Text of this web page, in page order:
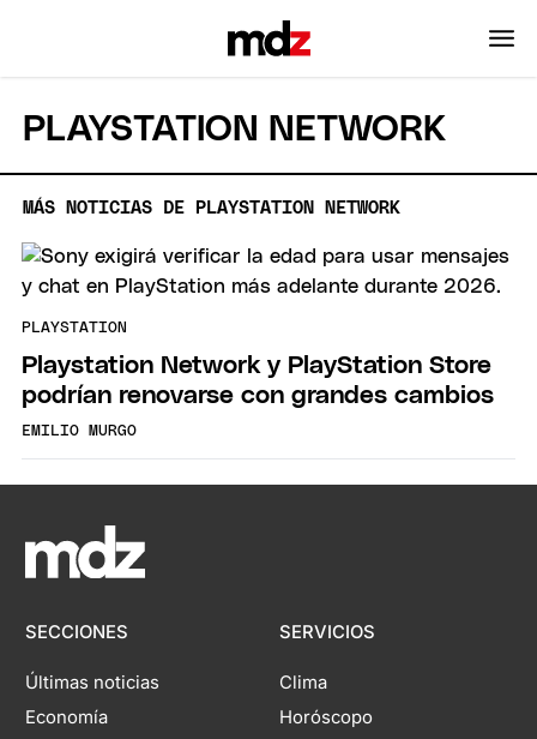
PLAYSTATION NETWORK
MÁS NOTICIAS DE PLAYSTATION NETWORK
PLAYSTATION
Playstation Network y PlayStation Store
podrían renovarse con grandes cambios
EMILIO MURGO
SECCIONES
Últimas noticias
Economía
SERVICIOS
Clima
Horóscopo